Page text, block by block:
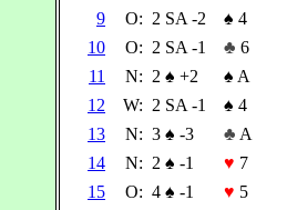
9
O: 2 SA -2 ♠ 4
10
O: 2 SA -1 ♣ 6
11
N: 2 ♠ +2 ♠ A
12
W: 2 SA -1 ♠ 4
13
N: 3 ♠ -3 ♣ A
14
N: 2 ♠ -1 ♥ 7
15
O: 4 ♠ -1 ♥ 5